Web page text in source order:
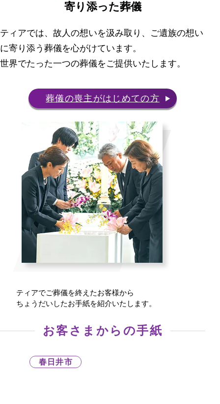
寄り添った葬儀
ティアでは、故人の想いを汲み取り、ご遺族の想い
に寄り添う葬儀を心がけています。
世界でたった一つの葬儀をご提供いたします。
葬儀の喪主がはじめての方
ティアでご葬儀を終えたお客様から
ちょうだいしたお手紙を紹介いたします。
お客さまからの手紙
春日井市